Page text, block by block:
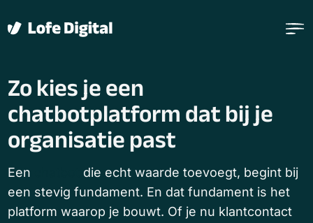
Zo kies je een
chatbotplatform dat bij je
organisatie past
Een
die echt waarde toevoegt, begint bij
een stevig fundament. En dat fundament is het
platform waarop je bouwt. Of je nu klantcontact